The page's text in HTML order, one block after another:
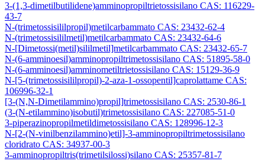
3-(1,3-dimetilbutilidene)amminopropiltrietossisilano CAS: 116229-
43-7
N-(trimetossisililpropil)metilcarbammato CAS: 23432-62-4
N-(trimetossisililmetil)metilcarbammato CAS: 23432-64-6
N-[Dimetossi(metil)sililmetil]metilcarbammato CAS: 23432-65-7
N-(6-amminoesil)amminopropiltrimetossisilano CAS: 51895-58-0
N-(6-amminoesil)amminometiltrietossisilano CAS: 15129-36-9
N-[5-(trimetossisililpropil)-2-aza-1-ossopentil]caprolattame CAS:
106996-32-1
[3-(N,N-Dimetilammino)propil]trimetossisilano CAS: 2530-86-1
(3-(N-etilammino)isobutil)trimetossisilano CAS: 227085-51-0
3-piperazinopropilmetildimetossisilano CAS: 128996-12-3
N-[2-(N-vinilbenzilammino)etil]-3-amminopropiltrimetossisilano
cloridrato CAS: 34937-00-3
3-amminopropiltris(trimetilsilossi)silano CAS: 25357-81-7